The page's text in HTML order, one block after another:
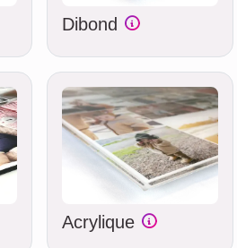
Dibond
Acrylique